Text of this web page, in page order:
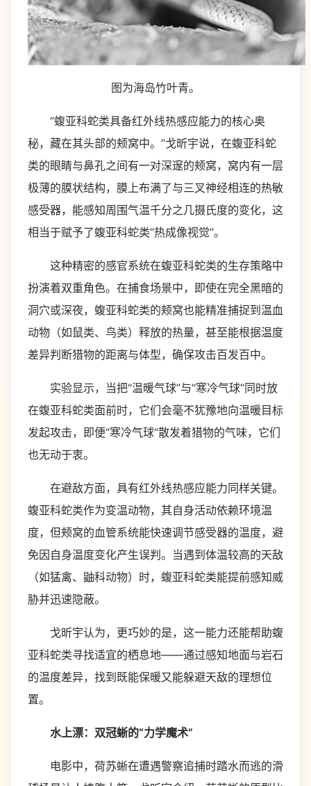
图为海岛竹叶青。
“蝮亚科蛇类具备红外线热感应能力的核心奥
秘，藏在其头部的颊窝中。”戈昕宇说，在蝮亚科蛇
类的眼睛与鼻孔之间有一对深邃的颊窝，窝内有一层
极薄的膜状结构，膜上布满了与三叉神经相连的热敏
感受器，能感知周围气温千分之几摄氏度的变化，这
相当于赋予了蝮亚科蛇类“热成像视觉”。
这种精密的感官系统在蝮亚科蛇类的生存策略中
扮演着双重角色。在捕食场景中，即使在完全黑暗的
洞穴或深夜，蝮亚科蛇类的颊窝也能精准捕捉到温血
动物（如鼠类、鸟类）释放的热量，甚至能根据温度
差异判断猎物的距离与体型，确保攻击百发百中。
实验显示，当把“温暖气球”与“寒冷气球”同时放
在蝮亚科蛇类面前时，它们会毫不犹豫地向温暖目标
发起攻击，即便“寒冷气球”散发着猎物的气味，它们
也无动于衷。
在避敌方面，具有红外线热感应能力同样关键。
蝮亚科蛇类作为变温动物，其自身活动依赖环境温
度，但颊窝的血管系统能快速调节感受器的温度，避
免因自身温度变化产生误判。当遇到体温较高的天敌
（如猛禽、鼬科动物）时，蝮亚科蛇类能提前感知威
胁并迅速隐蔽。
戈昕宇认为，更巧妙的是，这一能力还能帮助蝮
亚科蛇类寻找适宜的栖息地——通过感知地面与岩石
的温度差异，找到既能保暖又能躲避天敌的理想位
置。
水上漂：双冠蜥的“力学魔术”
电影中，荷苏蜥在遭遇警察追捕时踏水而逃的滑